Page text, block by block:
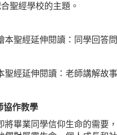
聖經學校的主題。
本聖經延伸閱讀：同學回答
聖經延伸閱讀：老師講解故
作教學
畢業同學信仰生命的需要